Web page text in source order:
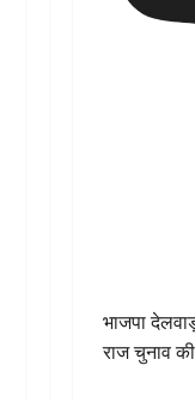
भाजपा
राज चुनाव